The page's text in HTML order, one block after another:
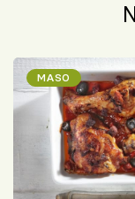
MASO